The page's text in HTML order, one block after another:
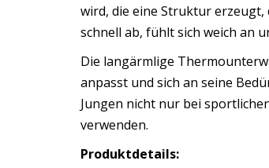
wird, die eine Struktur
schnell ab, fühlt sich weich an
Die langärmlige
anpasst und sich an seine
Jungen nicht nur bei
verwenden.
Produktdetails: